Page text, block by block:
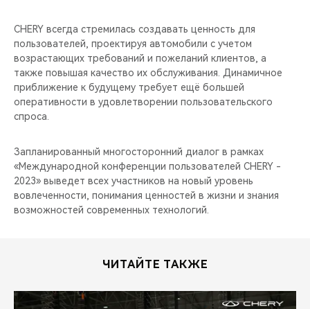
CHERY всегда стремилась создавать ценность для
пользователей, проектируя автомобили с учетом
возрастающих требований и пожеланий клиентов, а
также повышая качество их обслуживания. Динамичное
приближение к будущему требует ещё большей
оперативности в удовлетворении пользовательского
спроса.
Запланированный многосторонний диалог в рамках
«Международной конференции пользователей CHERY -
2023» выведет всех участников на новый уровень
вовлеченности, понимания ценностей в жизни и знания
возможностей современных технологий.
ЧИТАЙТЕ ТАКЖЕ